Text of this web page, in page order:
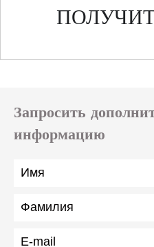
Запросить
информацию